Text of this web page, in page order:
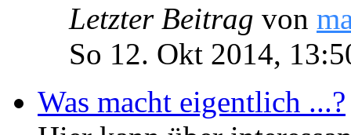
Letzter Beitrag von
So 12. Okt 2014,
Was macht eigentlich ...?